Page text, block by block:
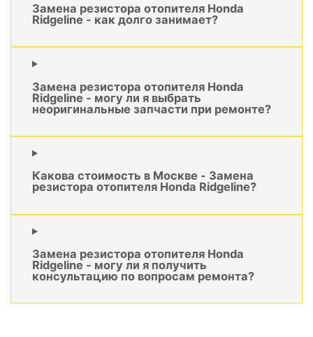
Замена резистора отопителя Honda
Ridgeline - как долго занимает?
Замена резистора отопителя Honda
Ridgeline - могу ли я выбрать
неоригинальные запчасти при ремонте?
Какова стоимость в Москве - Замена
резистора отопителя Honda Ridgeline?
Замена резистора отопителя Honda
Ridgeline - могу ли я получить
консультацию по вопросам ремонта?